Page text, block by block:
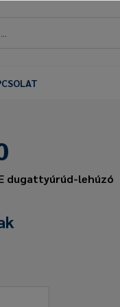
dugattyúrúd-lehúzó